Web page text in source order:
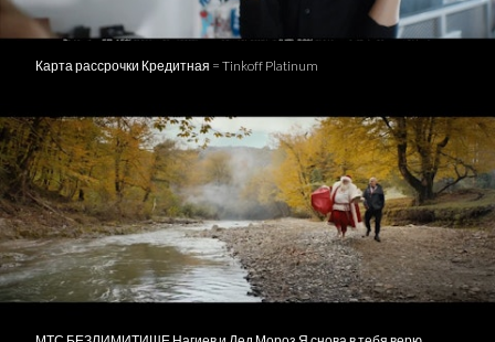
Карта рассрочки Кредитная = Tinkoff Platinum